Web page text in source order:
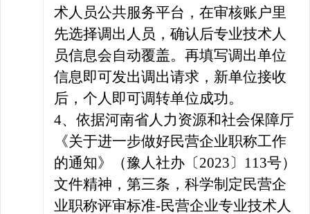
术人员公共服务平台，在审核账户里
先选择调出人员，确认后专业技术人
员信息会自动覆盖。再填写调出单位
信息即可发出调出请求，新单位接收
后，个人即可调转单位成功。
4、依据河南省人力资源和社会保障厅
《关于进一步做好民营企业职称工作
的通知》（豫人社办 〔2023〕 113号）
文件精神，第三条，科学制定民营企
业职称评审标准-民营企业专业技术人